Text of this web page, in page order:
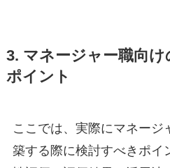
3. マネージャー職向
ポイント
ここでは、実際にマネージ
築する際に検討すべきポイ